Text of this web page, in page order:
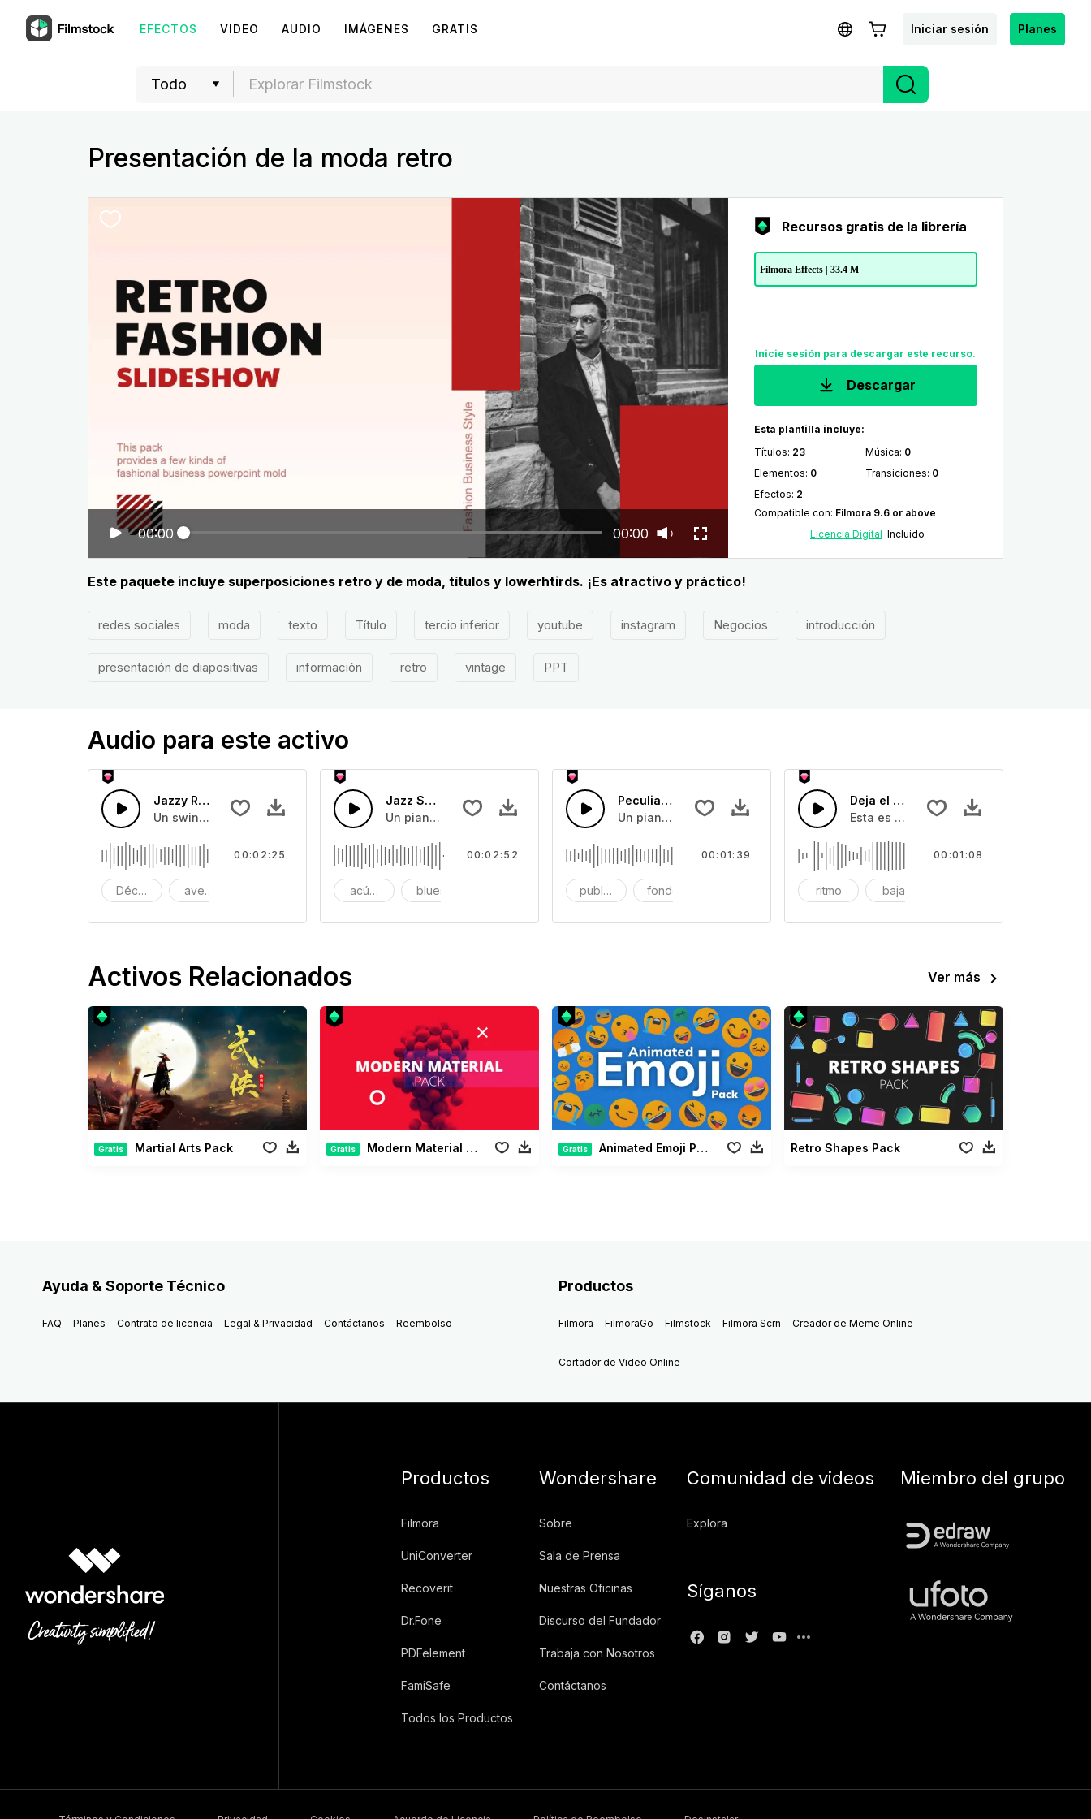
EFECTOS VIDEO AUDIO IMÁGENES GRATIS Iniciar sesión Planes
Presentación de la moda retro
00:00 00:00
Recursos gratis de la librería
Filmora Effects | 33.4 M
Inicie sesión para descargar este recurso.
Descargar
Esta plantilla incluye:
Títulos: 23 Música: 0
Elementos: 0 Transiciones: 0
Efectos: 2
Compatible con: Filmora 9.6 or above
Licencia Digital Incluido
Este paquete incluye superposiciones retro y de moda, títulos y lowerhtirds. ¡Es atractivo y práctico!
redes sociales moda texto Título tercio inferior youtube instagram Negocios introducción
presentación de diapositivas información retro vintage PPT
Audio para este activo
Jazzy Retro Swing Trombón
Un swing de trombón de jazz con chelo bajo y ritmos de tambor de caja
Década de 1920aventura
00:02:25
Jazz Swing Retro
Un piano de jazz con blues, swing de guitarra y batería ligera
acústico blues
00:02:52
Peculiar Retro Swing
Un piano retro peculiar con bajo, guitarra y saxafón
publicidad fondo
00:01:39
Deja el ritmo
Esta es una música de sobre Deja el
ritmo bajar
00:01:08
Activos Relacionados Ver más
Gratis Martial Arts Pack Gratis Modern Material Pack Gratis Animated Emoji Pack Retro Shapes Pack
Ayuda & Soporte Técnico
FAQ Planes Contrato de licencia Legal & Privacidad Contáctanos Reembolso
Productos
Filmora FilmoraGo Filmstock Filmora Scrn Creador de Meme Online
Cortador de Video Online
Productos
Filmora
UniConverter
Recoverit
Dr.Fone
PDFelement
FamiSafe
Todos los Productos
Wondershare
Sobre
Sala de Prensa
Nuestras Oficinas
Discurso del Fundador
Trabaja con Nosotros
Contáctanos
Comunidad de videos
Explora
Síganos
Miembro del grupo